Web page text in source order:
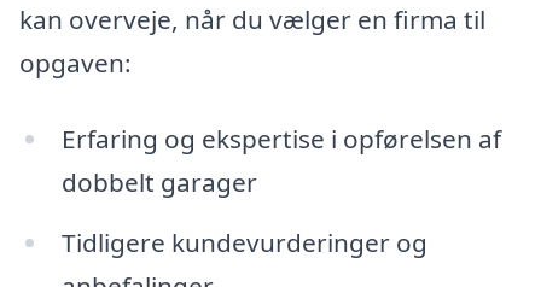
kan overveje, når du vælger en firma til
opgaven:
Erfaring og ekspertise i opførelsen af
dobbelt garager
Tidligere kundevurderinger og